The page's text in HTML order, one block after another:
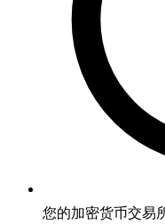
您的加密货币交易